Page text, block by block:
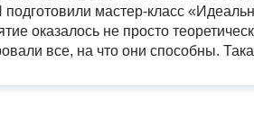
мастер-класс
оказалось не просто
все, на что они способны.